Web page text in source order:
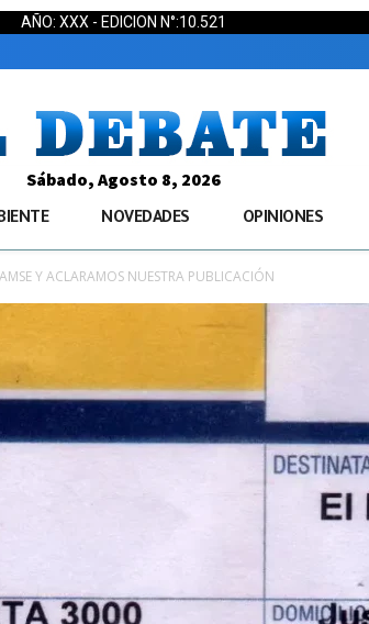
AÑO: XXX - EDICION N°:10.521
Sábado, Agosto 8, 2026
NOVEDADES OPINIONES
Y ACLARAMOS NUESTRA PUBLICACIÓN